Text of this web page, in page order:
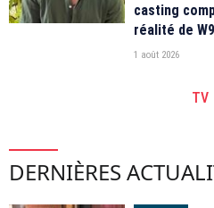
casting
réalité de W9
1 août 2026
TV
DERNIÈRES